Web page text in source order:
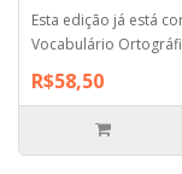
Esta edição já está
Vocabulário
R$58,50